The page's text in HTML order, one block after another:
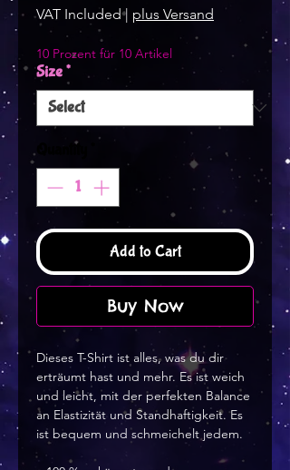
VAT Included| plus Versand
10 Prozent für 10 Artikel
Size*
Quantity
Add to Cart
Buy Now
Dieses T-Shirt ist alles, was du dir
erträumt hast und mehr. Es ist weich
und leicht, mit der perfekten Balance
an Elastizität und Standhaftigkeit. Es
ist bequem und schmeichelt jedem.